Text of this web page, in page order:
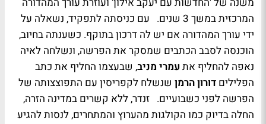
המרכזית במשך 3 שנים. עם כניסתה לתפקיד, נשאלה על
ידי עורך המהדורה אם יש לה דרכון בתוקף. כשענתה בחיוב,
הוכנסה לסבב הכתבים שמסקר את הפרשה, ונשלחה לאיה
נאפה להחליף את עמרי מניב, שבעצמו החליף את כתב
הפלילים דורון הרמן שנשלח לקפריסין עם התפוצצותה של
הפרשה לפני כשבועיים. זנדר, ללא קשרים במדינה הזרה,
החלה בדיוק כמו הקולגות מהערוץ והמתחרים, לנסות להגיע